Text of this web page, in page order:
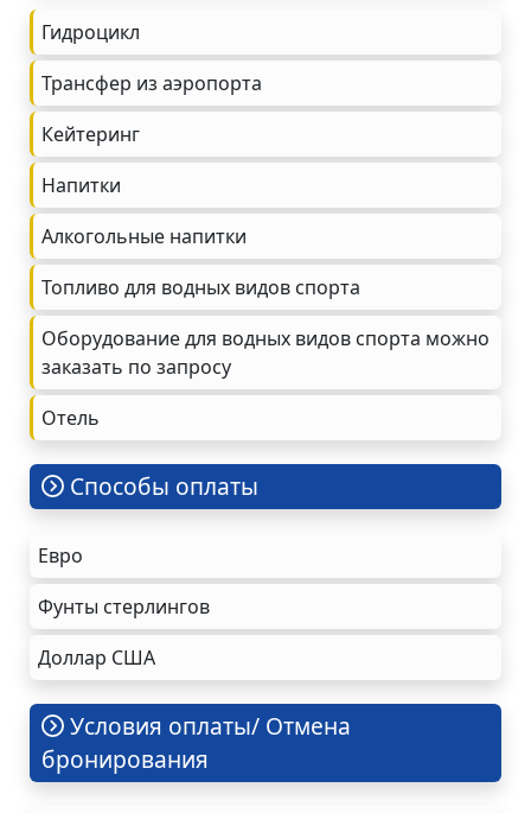
Гидроцикл
Трансфер из аэропорта
Кейтеринг
Напитки
Алкогольные напитки
Топливо для водных видов спорта
Оборудование для водных видов спорта можно
заказать по запросу
Oтель
Cпособы оплаты
Евро
Фунты стерлингов
Доллар США
Условия оплаты/ Отмена
бронирования